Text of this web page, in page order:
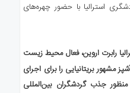
رابرت اروین، فعال محیط زیست
مشهور بریتانیایی را برای اجرای
جذب گردشگران بین‌المللی